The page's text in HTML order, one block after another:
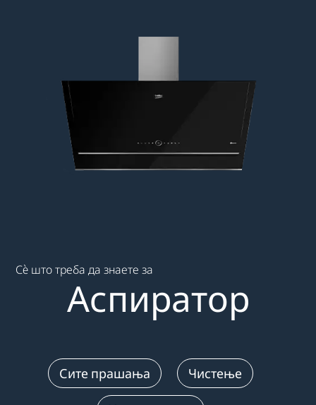
Сè што треба да знаете за
Аспиратор
Сите прашања Чистење